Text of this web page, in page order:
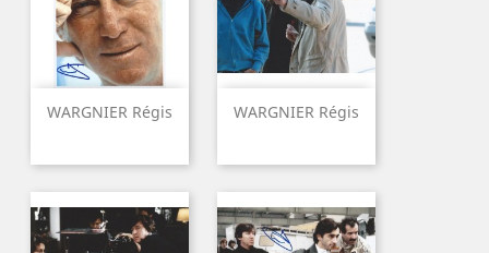
WARGNIER Régis WARGNIER Régis